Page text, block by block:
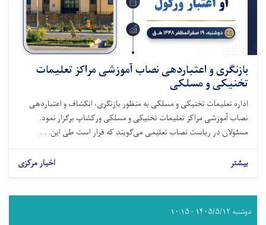
بازنگری و اعتباردهی نصاب آموزشی مراکز تعلیمات
تخنیکی و مسلکی
اداره تعلیمات تخنیکی و مسلکی به منظور بازنگری، انکشاف و اعتباردهی
نصاب آموزشی مراکز تعلیمات تخنیکی و مسلکی ورکشاپ برگزار نمود.
مسئولان در ریاست نصاب تعلیمی می‌گویند که قرار است طی این. . .
بیشتر اخبار مرکزی
دوشنبه ۱۴۰۵/۵/۱۲ - ۱۰:۱۵